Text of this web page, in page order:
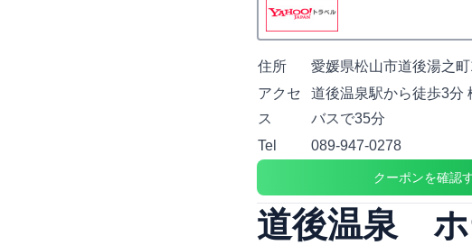
住所
愛媛県松山市道後湯之
アクセ
ス
道後温泉駅から徒歩3分
バスで35分
Tel
089-947-0278
クーポンを確認
道後温泉 ホ